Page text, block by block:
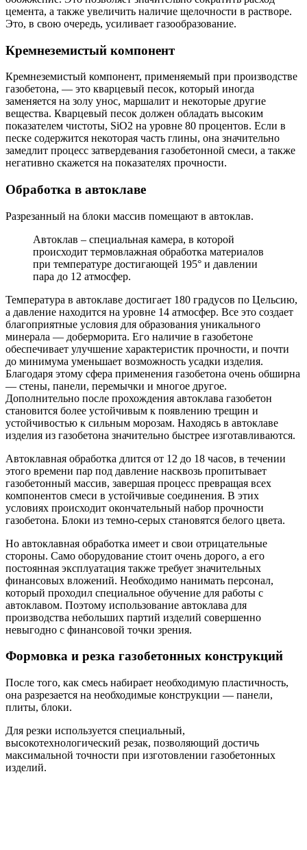
цемента, а также увеличить наличие щелочности в растворе.
Это, в свою очередь, усиливает газообразование.
Кремнеземистый компонент
Кремнеземистый компонент, применяемый при производстве
газобетона, — это кварцевый песок, который иногда
заменяется на золу унос, маршалит и некоторые другие
вещества. Кварцевый песок должен обладать высоким
показателем чистоты, SiO2 на уровне 80 процентов. Если в
песке содержится некоторая часть глины, она значительно
замедлит процесс затвердевания газобетонной смеси, а также
негативно скажется на показателях прочности.
Обработка в автоклаве
Разрезанный на блоки массив помещают в автоклав.
Автоклав – специальная камера, в которой
происходит термовлажная обработка материалов
при температуре достигающей 195° и давлении
пара до 12 атмосфер.
Температура в автоклаве достигает 180 градусов по Цельсию,
а давление находится на уровне 14 атмосфер. Все это создает
благоприятные условия для образования уникального
минерала — доберморита. Его наличие в газобетоне
обеспечивает улучшение характеристик прочности, и почти
до минимума уменьшает возможность усадки изделия.
Благодаря этому сфера применения газобетона очень обширна
— стены, панели, перемычки и многое другое.
Дополнительно после прохождения автоклава газобетон
становится более устойчивым к появлению трещин и
устойчивостью к сильным морозам. Находясь в автоклаве
изделия из газобетона значительно быстрее изготавливаются.
Автоклавная обработка длится от 12 до 18 часов, в течении
этого времени пар под давление насквозь пропитывает
газобетонный массив, завершая процесс превращая всех
компонентов смеси в устойчивые соединения. В этих
условиях происходит окончательный набор прочности
газобетона. Блоки из темно-серых становятся белого цвета.
Но автоклавная обработка имеет и свои отрицательные
стороны. Само оборудование стоит очень дорого, а его
постоянная эксплуатация также требует значительных
финансовых вложений. Необходимо нанимать персонал,
который проходил специальное обучение для работы с
автоклавом. Поэтому использование автоклава для
производства небольших партий изделий совершенно
невыгодно с финансовой точки зрения.
Формовка и резка газобетонных конструкций
После того, как смесь набирает необходимую пластичность,
она разрезается на необходимые конструкции — панели,
плиты, блоки.
Для резки используется специальный,
высокотехнологический резак, позволяющий достичь
максимальной точности при изготовлении газобетонных
изделий.